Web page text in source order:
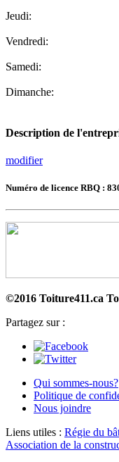
Jeudi:
Vendredi:
Samedi:
Dimanche:
Description de
modifier
Numéro de licence RBQ :
©2016 Toiture411.ca
Partagez sur :
Qui sommes-nous?
Politique de
Nous joindre
Liens utiles : Régie du
Association de la